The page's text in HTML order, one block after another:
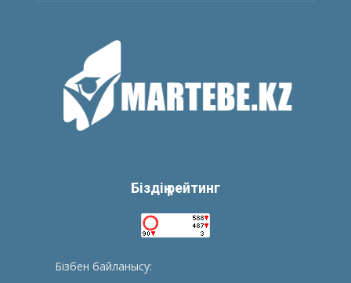
Біздің рейтинг
Бізбен байланысу: